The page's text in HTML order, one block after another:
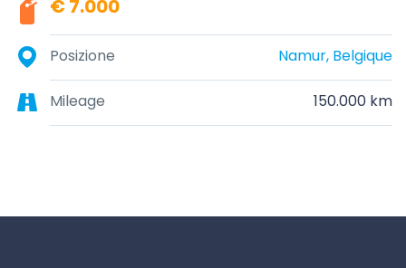
€ 7.000
Posizione Namur, Belgique
Mileage 150.000 km